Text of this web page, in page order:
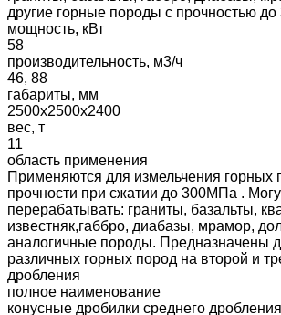
другие горные породы с прочностью
мощность, кВт
58
производительность, м3/ч
46, 88
габариты, мм
2500х2500х2400
вес, т
11
область применения
Применяются для измельчения горных
прочности при сжатии до 300МПа .
перерабатывать: граниты, базальты,
известняк,габбро, диабазы, мрамор,
аналогичные породы. Предназначены
различных горных пород на второй и
дробления
полное наименование
конусные дробилки среднего